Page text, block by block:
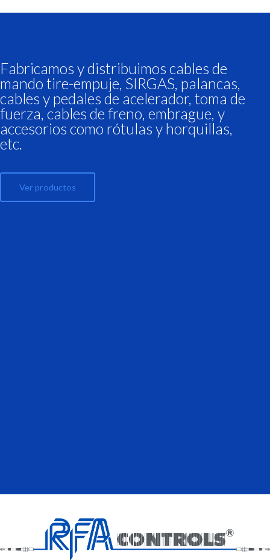
Fabricamos y distribuimos cables de
mando tire-empuje, SIRGAS, palancas,
cables y pedales de acelerador, toma de
fuerza, cables de freno, embrague, y
accesorios como rótulas y horquillas,
etc.
Ver productos